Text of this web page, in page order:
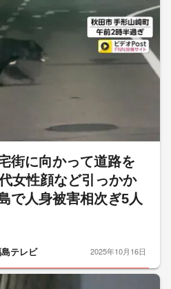
街に向かって道路を
女性顔など引っかか
で人身被害相次ぎ5人
テレビ 2025年10月16日